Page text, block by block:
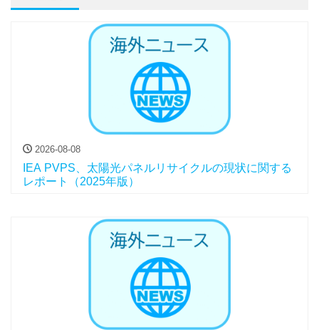
2026-08-08
IEA PVPS、太陽光パネルリサイクルの現状に関する
レポート（2025年版）